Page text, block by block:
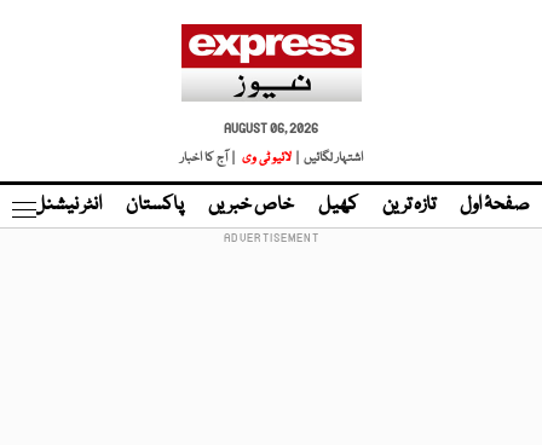
AUGUST 06, 2026
اشتہار لگائیں |
لائیو ٹی وی | آج کا اخبار
صفحۂ اول تازہ ترین کھیل خاص خبریں پاکستان انٹر نیشنل